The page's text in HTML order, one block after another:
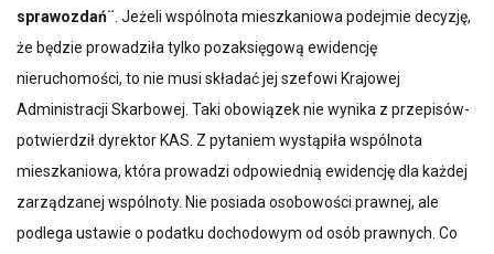
sprawozdań¨ . Jeżeli wspólnota mieszkaniowa podejmie decyzję,
że będzie prowadziła tylko pozaksięgową ewidencję
nieruchomości, to nie musi składać jej szefowi Krajowej
Administracji Skarbowej. Taki obowiązek nie wynika z przepisów-
potwierdził dyrektor KAS. Z pytaniem wystąpiła wspólnota
mieszkaniowa, która prowadzi odpowiednią ewidencję dla każdej
zarządzanej wspólnoty. Nie posiada osobowości prawnej, ale
podlega ustawie o podatku dochodowym od osób prawnych. Co